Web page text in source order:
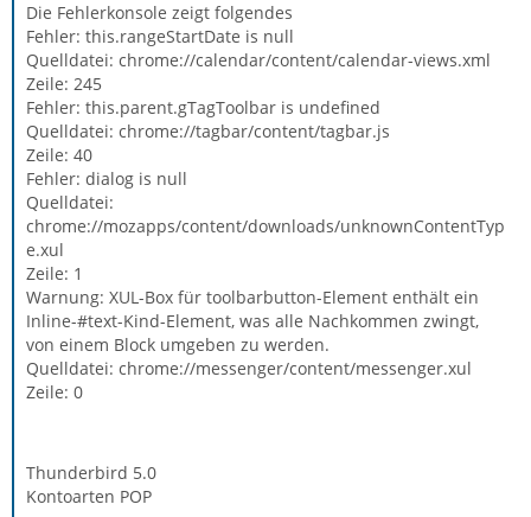
Die Fehlerkonsole zeigt folgendes
Fehler: this.rangeStartDate is null
Quelldatei: chrome://calendar/content/calendar-views.xml
Zeile: 245
Fehler: this.parent.gTagToolbar is undefined
Quelldatei: chrome://tagbar/content/tagbar.js
Zeile: 40
Fehler: dialog is null
Quelldatei:
chrome://mozapps/content/downloads/unknownContentTyp
e.xul
Zeile: 1
Warnung: XUL-Box für toolbarbutton-Element enthält ein
Inline-#text-Kind-Element, was alle Nachkommen zwingt,
von einem Block umgeben zu werden.
Quelldatei: chrome://messenger/content/messenger.xul
Zeile: 0
Thunderbird 5.0
Kontoarten POP